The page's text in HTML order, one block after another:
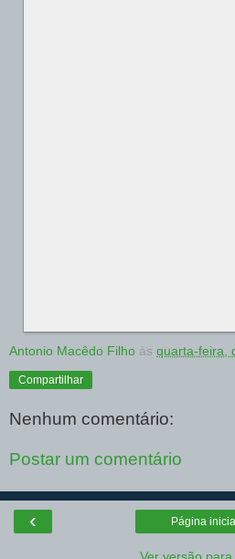
Antonio Macêdo Filho às quarta-feira,
Compartilhar
Nenhum comentário:
Postar um comentário
‹ Página inicial